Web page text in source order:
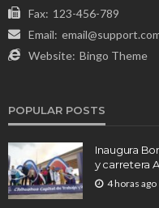
Fax: 123-456-789
Email:
Website: Bingo Theme
POPULAR POSTS
Inaugura
y carretera
4 horas ago